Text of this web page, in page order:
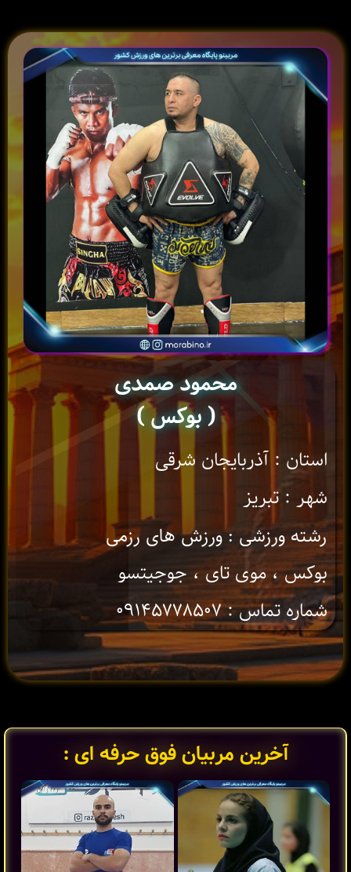
محمود صمدی
( بوکس )
استان : آذربایجان شرقی
شهر : تبریز
رشته ورزشی : ورزش های رزمی
بوکس ، موی تای ، جوجیتسو
شماره تماس : ۰۹۱۴۵۷۷۸۵۰۷
آخرین مربیان فوق حرفه ای :